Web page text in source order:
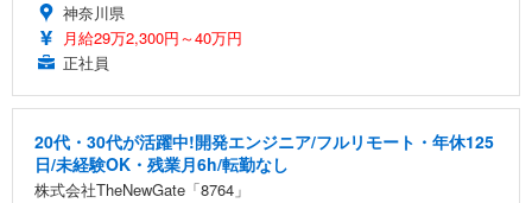
神奈川県
月給29万2,300円～40万円
正社員
20代・30代が活躍中!開発エンジニア/フルリモート・年休125
日/未経験OK・残業月6h/転勤なし
株式会社TheNewGate「8764」